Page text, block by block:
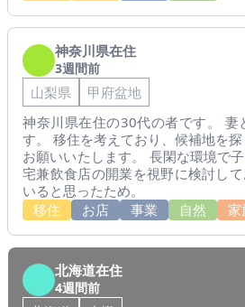
神奈川県在住
3週間前
山梨県
甲府盆地
神奈川県在住の30代の者です。 妻
す。 移住を考えており、候補地を
お願いいたします。 長閑な環境で
宅兼飲食店の開業を視野に検討し
いると思ったため。
移住
お店 事業 自然 家
北海道在住
4週間前